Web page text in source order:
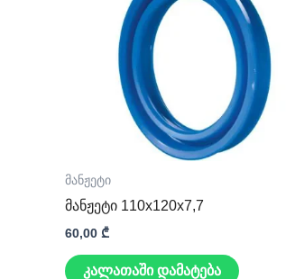
მანჟეტი
მანჟეტი 110x120x7,7
60,00 ₾
კალათაში დამატება